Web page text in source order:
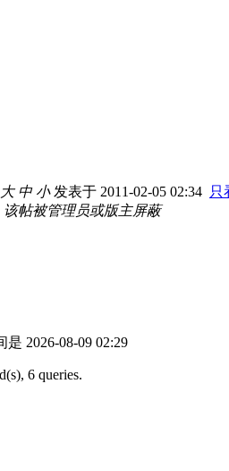
大 中 小发表于 2011-02-05 02:34 只
该帖被管理员或版主屏蔽
2026-08-09 02:29
6 queries.